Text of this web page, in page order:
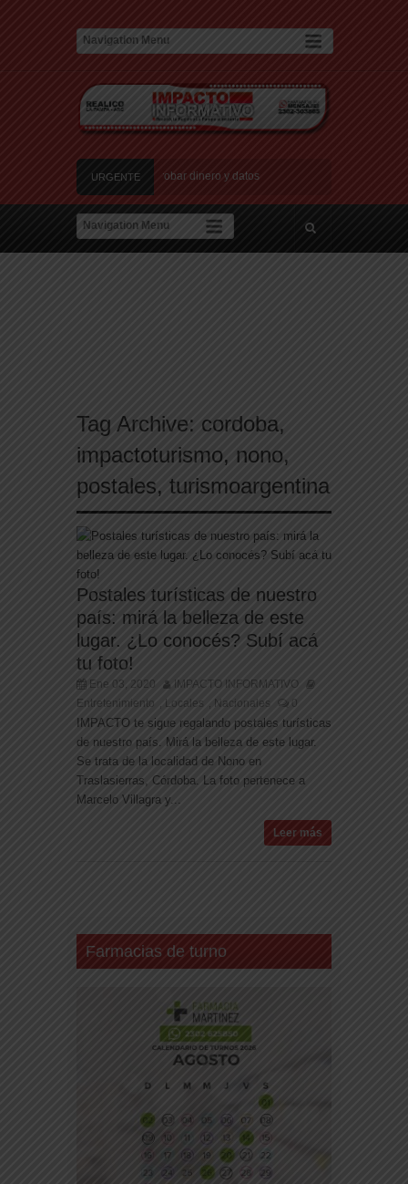
URGENTE
estafas laborales para robar dinero y datos
centros de datos en Texas debido a preocupaciones sobre el consumo
Tag Archive: cordoba,
impactoturismo, nono,
postales, turismoargentina
Postales turísticas de nuestro
país: mirá la belleza de este
lugar. ¿Lo conocés? Subí acá
tu foto!
Ene 03, 2020
IMPACTO INFORMATIVO
Entretenimiento
Locales Nacionales 0
IMPACTO te sigue regalando postales turísticas
de nuestro país. Mirá la belleza de este lugar.
Se trata de la localidad de Nono en
Traslasierras, Córdoba. La foto pertenece a
Marcelo Villagra y...
Leer más
Farmacias de turno